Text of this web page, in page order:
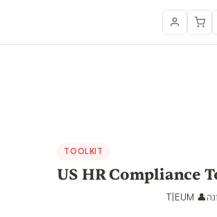
TOOLKIT
US HR Compliance
👤
T|EUM